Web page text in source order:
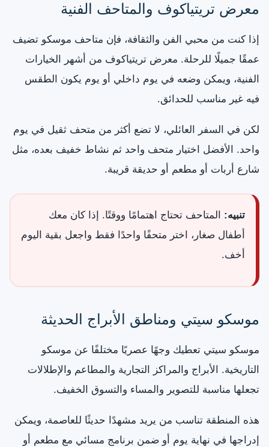
معرض تريتياكوف والمتاحف الفنية
إذا كنت من محبي الفن والثقافة، فإن متاحف موسكو تضيف
عمقًا جميلًا للرحلة. معرض تريتياكوف من أشهر الخيارات
الفنية، ويمكن وضعه في يوم داخلي أو يوم يكون الطقس
فيه غير مناسب للحدائق.
لكن في السفر العائلي، لا تضع أكثر من متحف ثقيل في يوم
واحد. الأفضل اختيار متحف واحد ثم نشاط خفيف بعده، مثل
شارع أربات أو مطعم أو حديقة قريبة.
تنبيه: المتاحف تحتاج اهتمامًا ووقتًا. إذا كان معك
أطفال صغار، اختر متحفًا واحدًا فقط واجعل بقية اليوم
أخف.
موسكو سيتي ومناطق الأبراج الحديثة
موسكو سيتي تعطيك وجهًا عصريًا مختلفًا عن موسكو
التاريخية. الأبراج والمراكز التجارية والمطاعم والإطلالات
تجعلها مناسبة للتصوير والمساء والتسوق الخفيف.
هذه المنطقة تناسب من يريد مشهدًا حديثًا للعاصمة، ويمكن
إدراجها في نهاية يوم أو ضمن برنامج مسائي مع مطعم أو